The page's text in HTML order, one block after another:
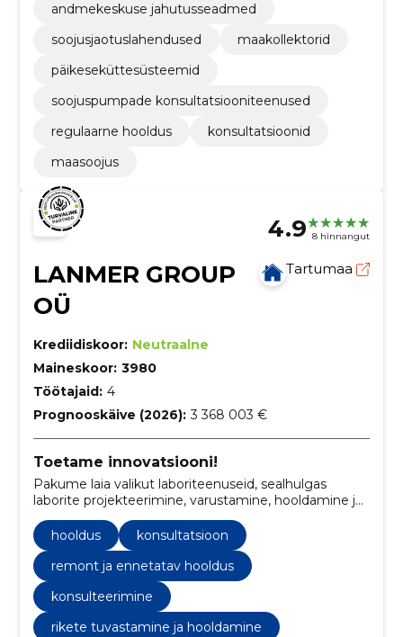
andmekeskuse jahutusseadmed
soojusjaotuslahendused
maakollektorid
päikeseküttesüsteemid
soojuspumpade konsultatsiooniteenused
regulaarne hooldus
konsultatsioonid
maasoojus
4.9 8 hinnangut
LANMER GROUP
OÜ
Tartumaa
Krediidiskoor: Neutraalne
Maineskoor: 3980
Töötajaid: 4
Prognooskäive (2026): 3 368 003 €
Toetame innovatsiooni!
Pakume laia valikut laboriteenuseid, sealhulgas
laborite projekteerimine, varustamine, hooldamine ja
konsultatsioon.
hooldus
konsultatsioon
remont ja ennetatav hooldus
konsulteerimine
rikete tuvastamine ja hooldamine